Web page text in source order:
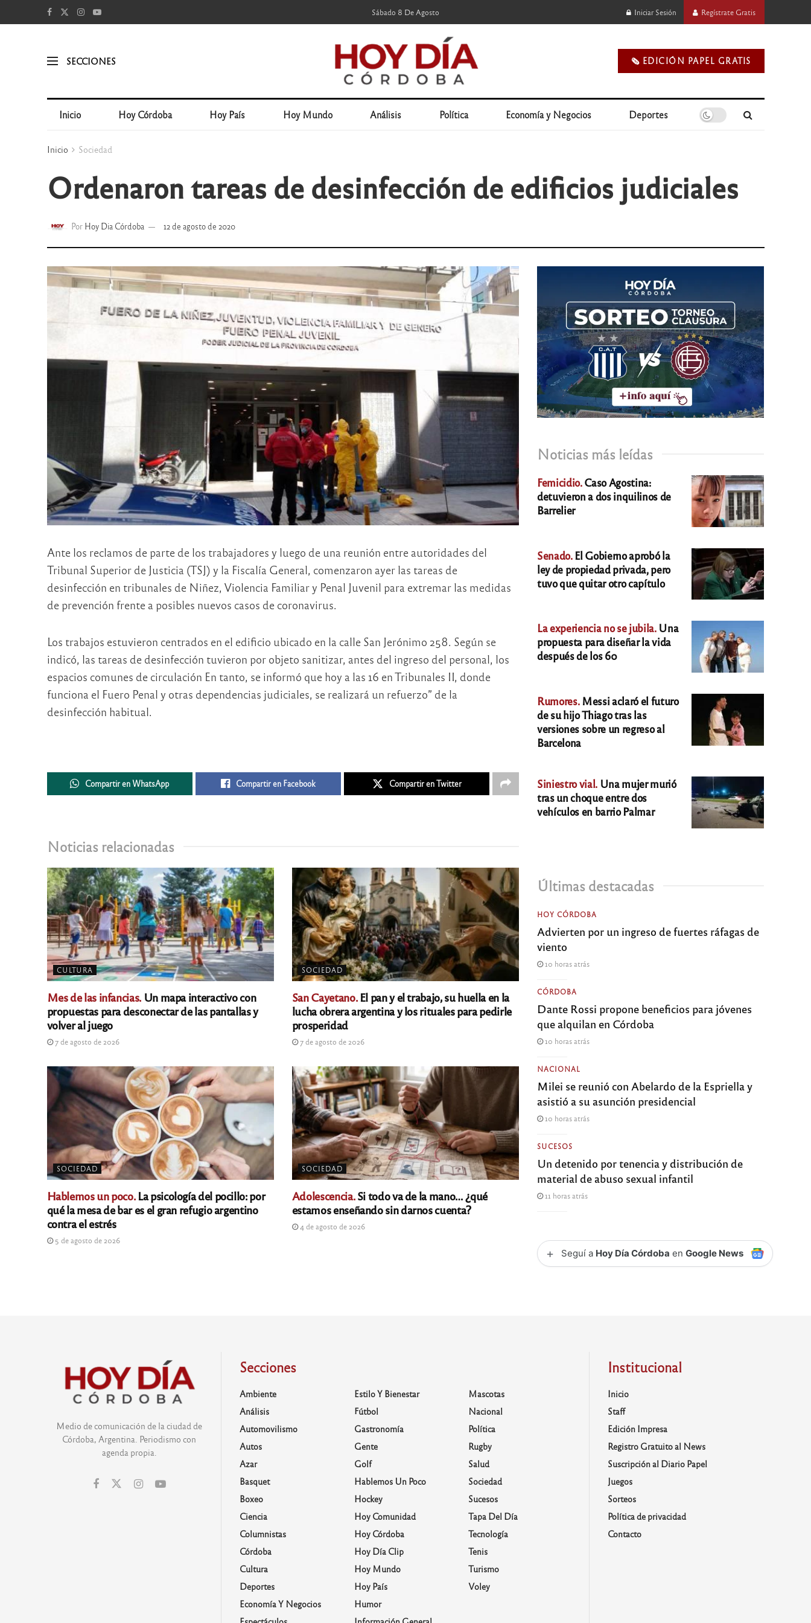
Sábado 8 De Agosto Iniciar Sesión Regístrate Gratis
SECCIONES 🗞️ EDICIÓN PAPEL GRATIS
Inicio Hoy Córdoba Hoy País Hoy Mundo Análisis Política Economía y Negocios Deportes
Inicio Sociedad
Ordenaron tareas de desinfección de edificios judiciales
Por Hoy Dia Córdoba 12 de agosto de 2020
Ante los reclamos de parte de los trabajadores y luego de una reunión entre autoridades del
Tribunal Superior de Justicia (TSJ) y la Fiscalía General, comenzaron ayer las tareas de
desinfección en tribunales de Niñez, Violencia Familiar y Penal Juvenil para extremar las medidas
de prevención frente a posibles nuevos casos de coronavirus.
Los trabajos estuvieron centrados en el edificio ubicado en la calle San Jerónimo 258. Según se
indicó, las tareas de desinfección tuvieron por objeto sanitizar, antes del ingreso del personal, los
espacios comunes de circulación En tanto, se informó que hoy a las 16 en Tribunales II, donde
funciona el Fuero Penal y otras dependencias judiciales, se realizará un refuerzo” de la
desinfección habitual.
Compartir en WhatsApp Compartir en Facebook Compartir en Twitter
Noticias relacionadas
CULTURA
Mes de las infancias.Un mapa interactivo con
propuestas para desconectar de las pantallas y
volver al juego
7 de agosto de 2026
SOCIEDAD
San Cayetano.El pan y el trabajo, su huella en la
lucha obrera argentina y los rituales para pedirle
prosperidad
7 de agosto de 2026
SOCIEDAD
Hablemos un poco.La psicología del pocillo: por
qué la mesa de bar es el gran refugio argentino
contra el estrés
5 de agosto de 2026
SOCIEDAD
Adolescencia.Si todo va de la mano… ¿qué
estamos enseñando sin darnos cuenta?
4 de agosto de 2026
Noticias más leídas
Femicidio.Caso Agostina:
detuvieron a dos inquilinos de
Barrelier
Senado.El Gobierno aprobó la
ley de propiedad privada, pero
tuvo que quitar otro capítulo
La experiencia no se jubila.Una
propuesta para diseñar la vida
después de los 60
Rumores.Messi aclaró el futuro
de su hijo Thiago tras las
versiones sobre un regreso al
Barcelona
Siniestro vial. Una mujer murió
tras un choque entre dos
vehículos en barrio Palmar
Últimas destacadas
HOY CÓRDOBA
Advierten por un ingreso de fuertes ráfagas de
viento
10 horas atrás
CÓRDOBA
Dante Rossi propone beneficios para jóvenes
que alquilan en Córdoba
10 horas atrás
NACIONAL
Milei se reunió con Abelardo de la Espriella y
asistió a su asunción presidencial
10 horas atrás
SUCESOS
Un detenido por tenencia y distribución de
material de abuso sexual infantil
11 horas atrás
+ Seguí a Hoy Día Córdoba enGoogle News
Medio de comunicación de la ciudad de
Córdoba, Argentina. Periodismo con
agenda propia.
Secciones
Ambiente
Análisis
Automovilismo
Autos
Azar
Basquet
Boxeo
Ciencia
Columnistas
Córdoba
Cultura
Deportes
Economía Y Negocios
Estilo Y Bienestar
Fútbol
Gastronomía
Gente
Golf
Hablemos Un Poco
Hockey
Hoy Comunidad
Hoy Córdoba
Hoy Día Clip
Hoy Mundo
Hoy País
Humor
Mascotas
Nacional
Política
Rugby
Salud
Sociedad
Sucesos
Tapa Del Día
Tecnología
Tenis
Turismo
Voley
Institucional
Inicio
Staff
Edición Impresa
Registro Gratuito al News
Suscripción al Diario Papel
Juegos
Sorteos
Política de privacidad
Contacto